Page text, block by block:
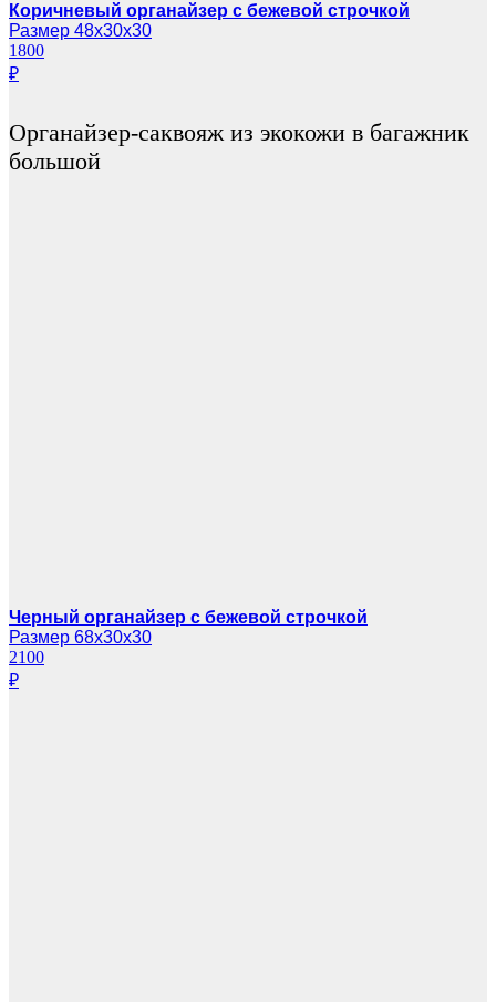
Коричневый органайзер с бежевой строчкой
Размер 48х30х30
1800
₽
Органайзер-саквояж из экокожи в багажник
большой
Черный органайзер с бежевой строчкой
Размер 68х30х30
2100
₽